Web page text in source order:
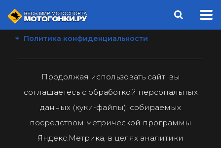
Политика конфиденциальности
Продолжая использовать сайт, вы
соглашаетесь с обработкой персональных
данных (куки-файлы), собираемых
посредством метрической программы
Яндекс.Метрика, в целях аналитики